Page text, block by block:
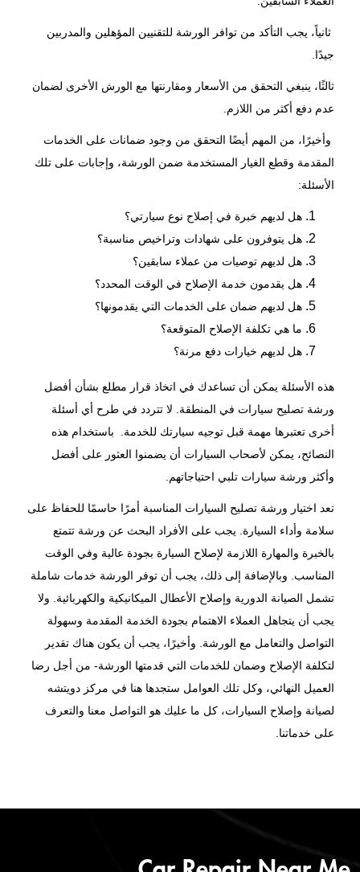
ثانياً، يجب التأكد من توافر الورشة للتقنيين المؤهلين والمدربين
جيدًا.
ثالثًا، ينبغي التحقق من الأسعار ومقارنتها مع الورش الأخرى لضمان
عدم دفع أكثر من اللازم.
وأخيرًا، من المهم أيضًا التحقق من وجود ضمانات على الخدمات
المقدمة وقطع الغيار المستخدمة ضمن الورشة، وإجابات على تلك
الأسئلة:
هل لديهم خبرة في إصلاح نوع سيارتي؟
هل يتوفرون على شهادات وتراخيص مناسبة؟
هل لديهم توصيات من عملاء سابقين؟
هل يقدمون خدمة الإصلاح في الوقت المحدد؟
هل لديهم ضمان على الخدمات التي يقدمونها؟
ما هي تكلفة الإصلاح المتوقعة؟
هل لديهم خيارات دفع مرنة؟
هذه الأسئلة يمكن أن تساعدك في اتخاذ قرار مطلع بشأن أفضل
ورشة تصليح سيارات في المنطقة. لا تتردد في طرح أي أسئلة
أخرى تعتبرها مهمة قبل توجيه سيارتك للخدمة. باستخدام هذه
النصائح، يمكن لأصحاب السيارات أن يضمنوا العثور على أفضل
وأكثر ورشة سيارات تلبي احتياجاتهم.
تعد اختيار ورشة تصليح السيارات المناسبة أمرًا حاسمًا للحفاظ على
سلامة وأداء السيارة. يجب على الأفراد البحث عن ورشة تتمتع
بالخبرة والمهارة اللازمة لإصلاح السيارة بجودة عالية وفي الوقت
المناسب. وبالإضافة إلى ذلك، يجب أن توفر الورشة خدمات شاملة
تشمل الصيانة الدورية وإصلاح الأعطال الميكانيكية والكهربائية. ولا
يجب أن يتجاهل العملاء الاهتمام بجودة الخدمة المقدمة وسهولة
التواصل والتعامل مع الورشة. وأخيرًا، يجب أن يكون هناك تقدير
لتكلفة الإصلاح وضمان للخدمات التي قدمتها الورشة- من أجل رضا
العميل النهائي، وكل تلك العوامل ستجدها هنا في مركز دويتشه
لصيانة وإصلاح السيارات، كل ما عليك هو التواصل معنا والتعرف
على خدماتنا.
Car Repair Near Me